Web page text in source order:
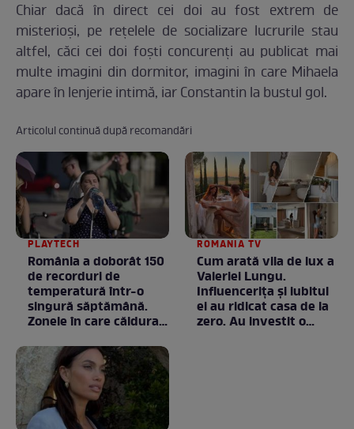
Chiar dacă în direct cei doi au fost extrem de
misterioşi, pe reţelele de socializare lucrurile stau
altfel, căci cei doi foşti concurenţi au publicat mai
multe imagini din dormitor, imagini în care Mihaela
apare în lenjerie intimă, iar Constantin la bustul gol.
Articolul continuă după recomandări
PLAYTECH
România a doborât 150
de recorduri de
temperatură într-o
singură săptămână.
Zonele în care căldura a
neobișnuite
ROMANIA TV
Cum arată vila de lux a
Valeriei Lungu.
Influencerița și iubitul
ei au ridicat casa de la
zero. Au investit o